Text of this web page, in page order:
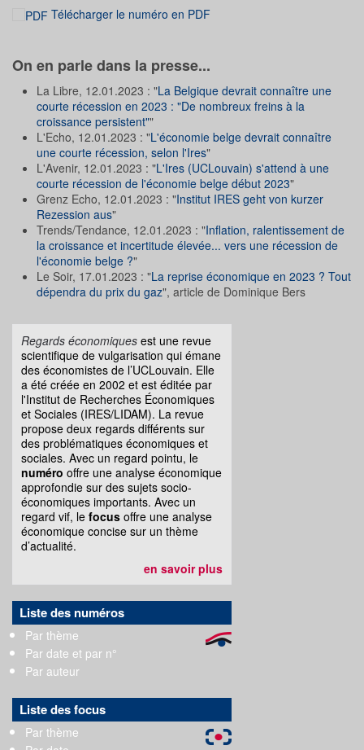
Télécharger le numéro en PDF
On en parle dans la presse...
La Libre, 12.01.2023 : "La Belgique devrait connaître une
courte récession en 2023 : "De nombreux freins à la
croissance persistent""
L'Echo, 12.01.2023 : "L'économie belge devrait connaître
une courte récession, selon l'Ires"
L'Avenir, 12.01.2023 : "L'Ires (UCLouvain) s'attend à une
courte récession de l'économie belge début 2023"
Grenz Echo, 12.01.2023 : "Institut IRES geht von kurzer
Rezession aus"
Trends/Tendance, 12.01.2023 : "Inflation, ralentissement de
la croissance et incertitude élevée... vers une récession de
l'économie belge ?"
Le Soir, 17.01.2023 : "La reprise économique en 2023 ? Tout
dépendra du prix du gaz", article de Dominique Bers
Regards économiques est une revue
scientifique de vulgarisation qui émane
des économistes de l’UCLouvain. Elle
a été créée en 2002 et est éditée par
l'Institut de Recherches Économiques
et Sociales (IRES/LIDAM). La revue
propose deux regards différents sur
des problématiques économiques et
sociales. Avec un regard pointu, le
numéro offre une analyse économique
approfondie sur des sujets socio-
économiques importants. Avec un
regard vif, le focus offre une analyse
économique concise sur un thème
d’actualité.
en savoir plus
Liste des numéros
Par thème
Par date et par n°
Par auteur
Liste des focus
Par thème